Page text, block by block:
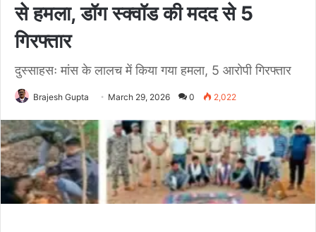
से हमला, डॉग स्क्वॉड की मदद से 5
गिरफ्तार
दुस्साहसः मांस के लालच में किया गया हमला, 5 आरोपी गिरफ्तार
Brajesh Gupta March 29, 2026 0 2,022